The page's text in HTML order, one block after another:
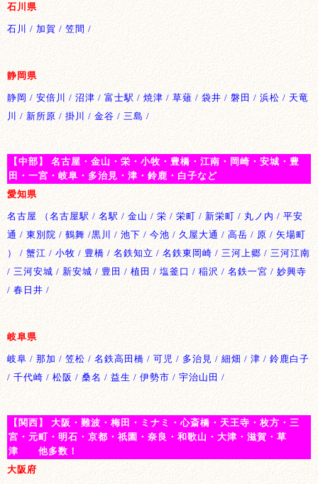
石川県
石川 / 加賀 / 笠間 /
静岡県
静岡 / 安倍川 / 沼津 / 富士駅 / 焼津 / 草薙 / 袋井 / 磐田 / 浜松 / 天竜
川 / 新所原 / 掛川 / 金谷 / 三島 /
【中部】 名古屋・金山・栄・小牧・豊橋・江南・岡崎・安城・豊
田・一宮・岐阜・多治見・津・鈴鹿・白子など
愛知県
名古屋 （名古屋駅 / 名駅 / 金山 / 栄 / 栄町 / 新栄町 / 丸ノ内 / 平安
通 / 東別院 / 鶴舞 /黒川 / 池下 / 今池 / 久屋大通 / 高岳 / 原 / 矢場町
） / 蟹江 / 小牧 / 豊橋 / 名鉄知立 / 名鉄東岡崎 / 三河上郷 / 三河江南
/ 三河安城 / 新安城 / 豊田 / 植田 / 塩釜口 / 稲沢 / 名鉄一宮 / 妙興寺
/ 春日井 /
岐阜県
岐阜 / 那加 / 笠松 / 名鉄高田橋 / 可児 / 多治見 / 細畑 / 津 / 鈴鹿白子
/ 千代崎 / 松阪 / 桑名 / 益生 / 伊勢市 / 宇治山田 /
【関西】 大阪・難波・梅田・ミナミ・心斎橋・天王寺・枚方・三
宮・元町・明石・京都・祇園・奈良・和歌山・大津・滋賀・草
津 他多数！
大阪府